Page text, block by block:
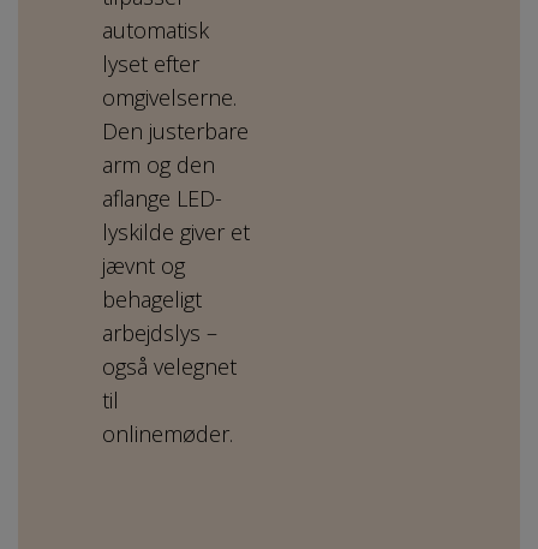
automatisk
lyset efter
omgivelserne.
Den justerbare
arm og den
aflange LED-
lyskilde giver et
jævnt og
behageligt
arbejdslys –
også velegnet
til
onlinemøder.